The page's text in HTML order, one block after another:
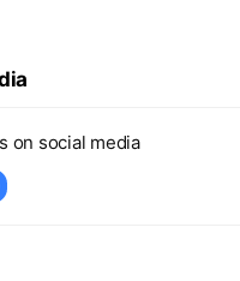
on social media